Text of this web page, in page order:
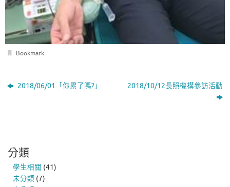
Bookmark.
2018/06/01「你累了嗎?」 2018/10/12長照機構參訪活動
分類
學生相關 (41)
未分類 (7)